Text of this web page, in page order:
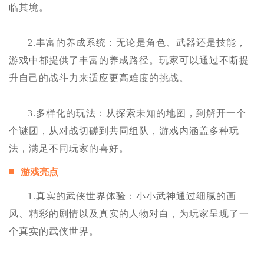
临其境。
2.丰富的养成系统：无论是角色、武器还是技能，
游戏中都提供了丰富的养成路径。玩家可以通过不断提
升自己的战斗力来适应更高难度的挑战。
3.多样化的玩法：从探索未知的地图，到解开一个
个谜团，从对战切磋到共同组队，游戏内涵盖多种玩
法，满足不同玩家的喜好。
游戏亮点
1.真实的武侠世界体验：小小武神通过细腻的画
风、精彩的剧情以及真实的人物对白，为玩家呈现了一
个真实的武侠世界。